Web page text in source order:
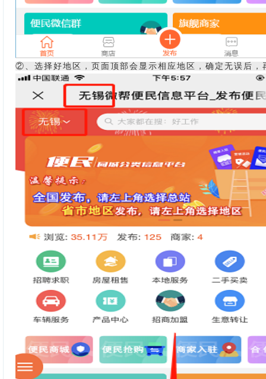
②、选择好地区，页面顶部会显示相应地区，确定无误后，